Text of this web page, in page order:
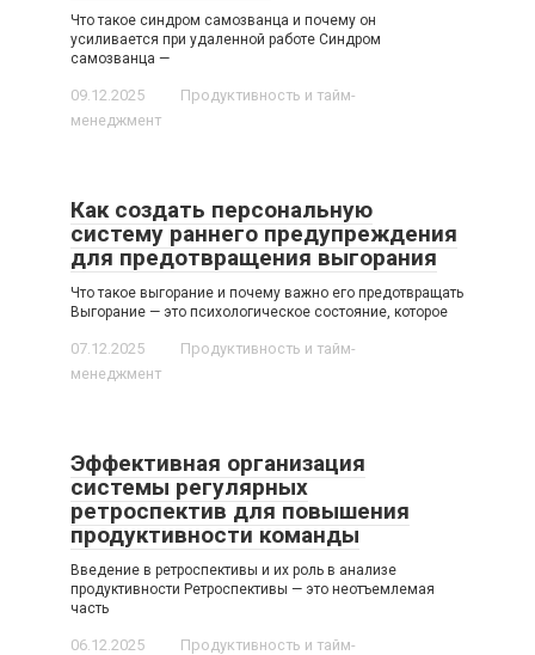
Что такое синдром самозванца и почему он
усиливается при удаленной работе Синдром
самозванца —
09.12.2025
Продуктивность и тайм-
менеджмент
Как создать персональную
систему раннего предупреждения
для предотвращения выгорания
Что такое выгорание и почему важно его предотвращать
Выгорание — это психологическое состояние, которое
07.12.2025
Продуктивность и тайм-
менеджмент
Эффективная организация
системы регулярных
ретроспектив для повышения
продуктивности команды
Введение в ретроспективы и их роль в анализе
продуктивности Ретроспективы — это неотъемлемая
часть
06.12.2025
Продуктивность и тайм-